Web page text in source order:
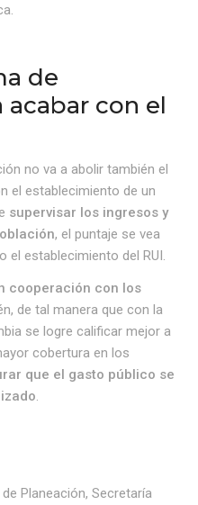
de
acabar con el
no va a abolir también el
el establecimiento de un
supervisar los ingresos y
, el puntaje se vea
el establecimiento del RUI.
cooperación con los
de tal manera que con la
se logre calificar mejor a
cobertura en los
que el gasto público se
.
Planeación, Secretaría